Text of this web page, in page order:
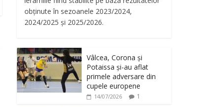
obținute în sezoanele 2023/2024,
2024/2025 și 2025/2026.
Vâlcea, Corona și
Potaissa și-au aflat
primele adversare din
cupele europene
14/07/2026 1